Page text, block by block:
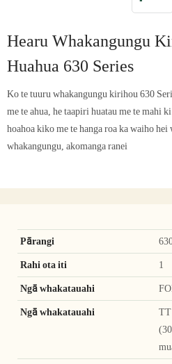
Hearu Whakangungu
Huahua 630 Series
Ko te tuuru whakangungu kirihou 630
me te ahua, he taapiri huatau me te mahi
hoahoa kiko me te hanga roa ka waiho
whakangungu, akomanga ranei
Pārangi
Rahi ota iti 1
Ngā whakatauahi
Ngā whakatauahi
TT